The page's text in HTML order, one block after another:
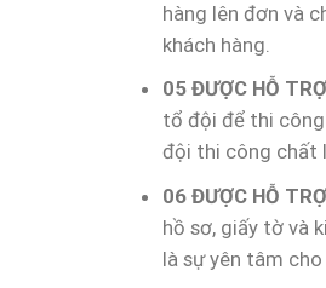
hàng lên đơn và
khách hàng.
05 ĐƯỢC HỖ
tổ đội để thi
đội thi công chất
06 ĐƯỢC HỖ
hồ sơ, giấy tờ và
là sự yên tâm cho